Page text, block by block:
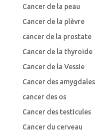
Cancer de la peau
Cancer de la plèvre
cancer de la prostate
Cancer de la thyroïde
Cancer de la Vessie
Cancer des amygdales
cancer des os
Cancer des testicules
Cancer du cerveau